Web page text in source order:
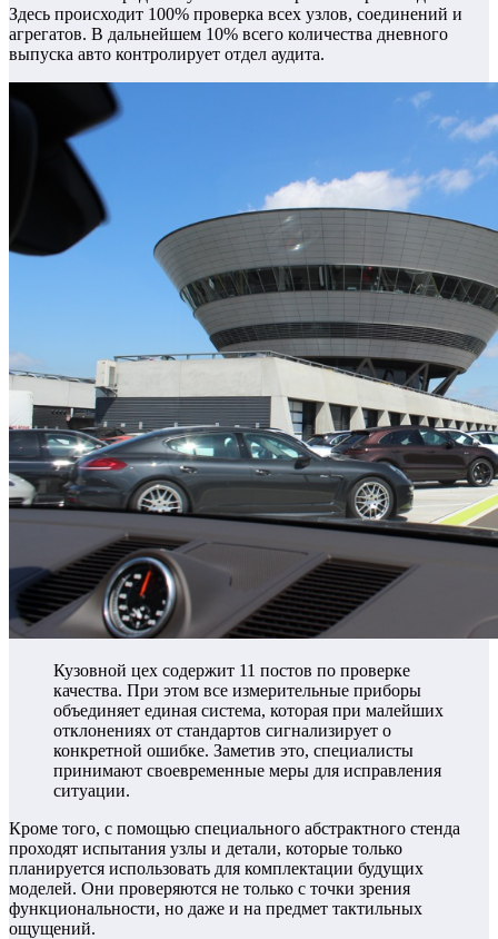
Здесь происходит 100% проверка всех узлов, соединений и
агрегатов. В дальнейшем 10% всего количества дневного
выпуска авто контролирует отдел аудита.
Кузовной цех содержит 11 постов по проверке
качества. При этом все измерительные приборы
объединяет единая система, которая при малейших
отклонениях от стандартов сигнализирует о
конкретной ошибке. Заметив это, специалисты
принимают своевременные меры для исправления
ситуации.
Кроме того, с помощью специального абстрактного стенда
проходят испытания узлы и детали, которые только
планируется использовать для комплектации будущих
моделей. Они проверяются не только с точки зрения
функциональности, но даже и на предмет тактильных
ощущений.